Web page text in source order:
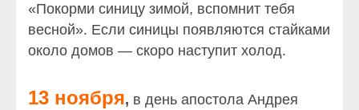
«Покорми синицу зимой, вспомнит тебя
весной». Если синицы появляются стайками
около домов — скоро наступит холод.
13 ноября, в день апостола Андрея